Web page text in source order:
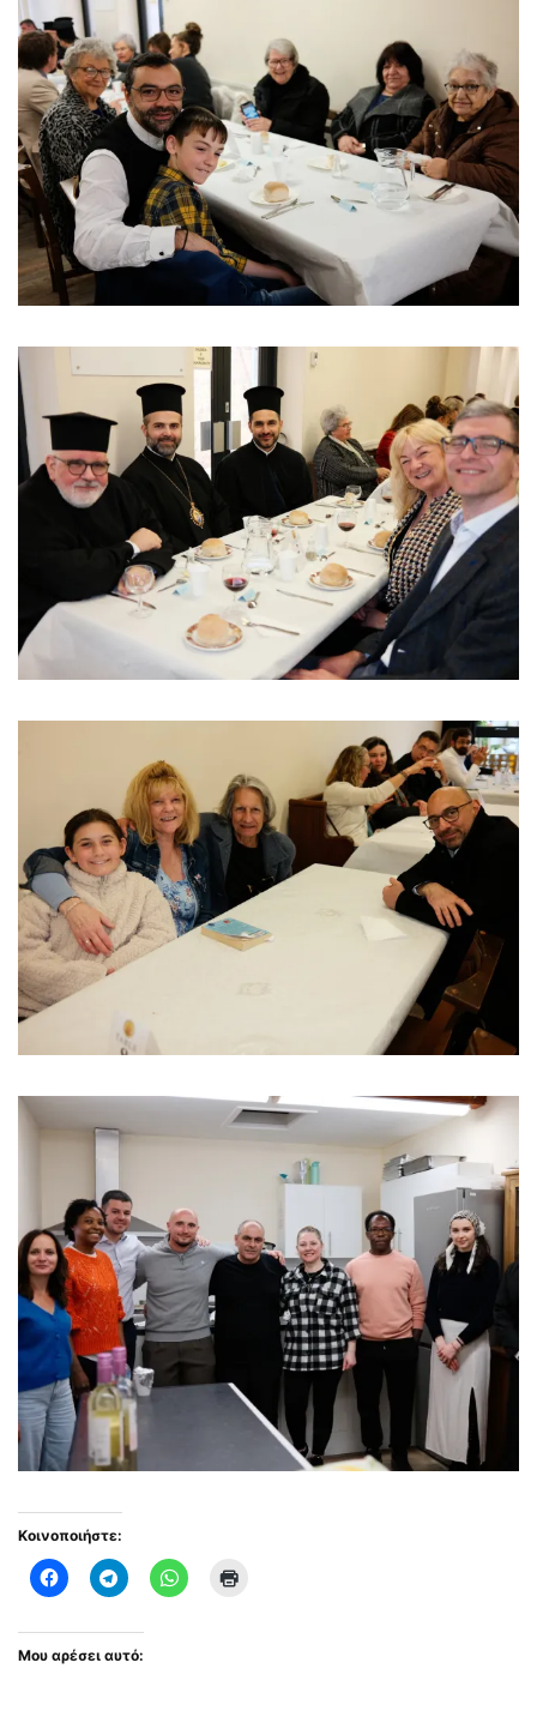
Κοινοποιήστε:
Μου αρέσει αυτό: